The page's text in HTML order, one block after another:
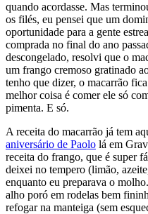
quando acordasse. Mas
os filés, eu pensei que um
oportunidade para a gente
comprada no final do ano
descongelado, resolvi que o
um frango cremoso gratinado
tenho que dizer, o macarrão
melhor coisa é comer ele só
pimenta. E só.
A receita do macarrão já tem
aniversário de Paolo lá em
receita do frango, que é super
deixei no tempero (limão,
enquanto eu preparava o
alho poró em rodelas bem
refogar na manteiga (sem